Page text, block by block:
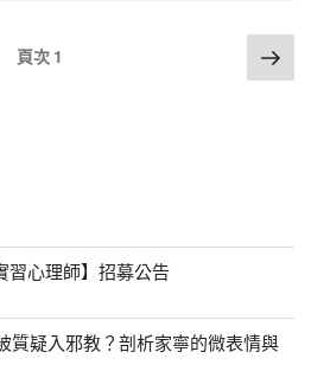
頁次 1 下
一
習心理師】招募公告
質疑入邪教？剖析家寧的微表情與